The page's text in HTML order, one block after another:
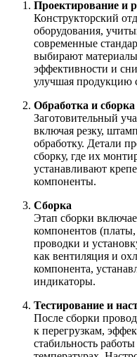
Проектирование и
Конструкторский
оборудования,
современные
выбирают
эффективности и
улучшая продукцию
Обработка и
Заготовительный
включая резку,
обработку. Детали
сборку, где их
устанавливают
компоненты.
Сборка
Этап сборки
компонентов
проводки и
как вентиляция и
компонента,
индикаторы.
Тестирование и
После сборки
к перегрузкам,
стабильность